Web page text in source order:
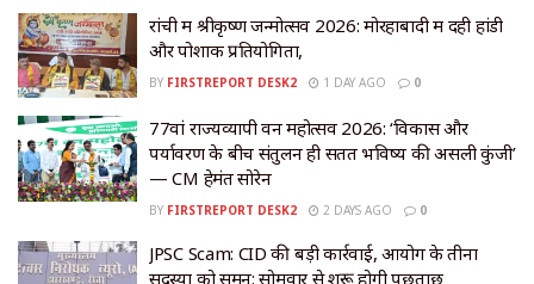
रांची में श्रीकृष्ण जन्मोत्सव 2026: मोरहाबादी में दही हांडी
और पोशाक प्रतियोगिता,
BY FIRSTREPORT DESK2 1 DAY AGO 0
77वां राज्यव्यापी वन महोत्सव 2026: ‘विकास और
पर्यावरण के बीच संतुलन ही सतत भविष्य की असली कुंजी’
— CM हेमंत सोरेन
BY FIRSTREPORT DESK2 2 DAYS AGO 0
JPSC Scam: CID की बड़ी कार्रवाई, आयोग के तीनों
सदस्यों को समन; सोमवार से शुरू होगी पूछताछ